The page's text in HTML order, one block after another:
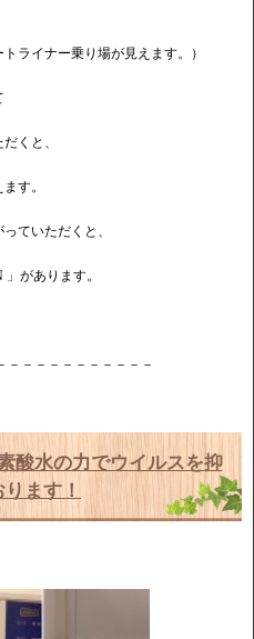
ライナー乗り場が見えます。）
くと、
す。
ていただくと、
があります。
－－－－－－－－－－－
酸水の力でウイルスを抑
ます！